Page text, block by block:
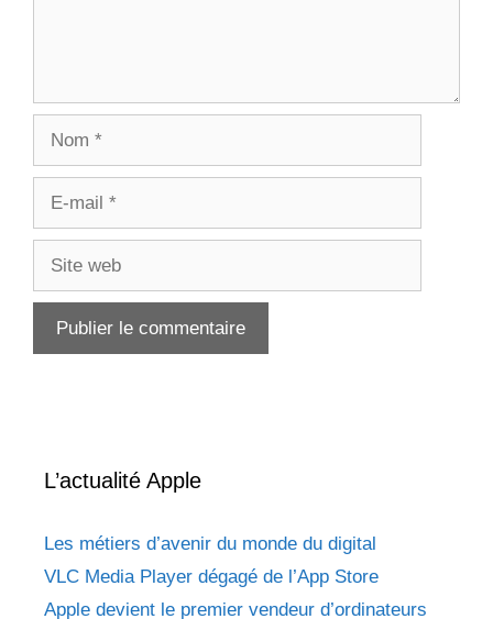
L’actualité Apple
Les métiers d’avenir du monde du digital
VLC Media Player dégagé de l’App Store
Apple devient le premier vendeur d’ordinateurs